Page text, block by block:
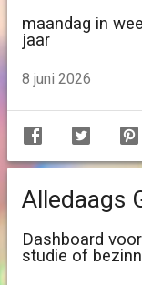
maandag in
jaar
8 juni 2026
Alledaags
Dashboard
studie of